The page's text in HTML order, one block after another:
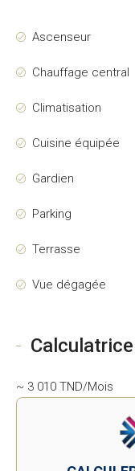
Ascenseur
Chauffage central
Climatisation
Cuisine équipée
Gardien
Parking
Terrasse
Vue dégagée
~ 3 010 TND/Mois